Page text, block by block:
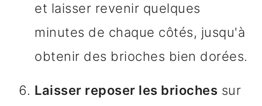
et laisser revenir quelques
minutes de chaque côtés, jusqu'à
obtenir des brioches bien dorées.
Laisser reposer les brioches sur